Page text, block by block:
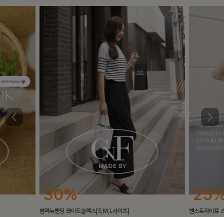
25%
밴스트라이프 스트링원피스
12%
쥬린레이스 카